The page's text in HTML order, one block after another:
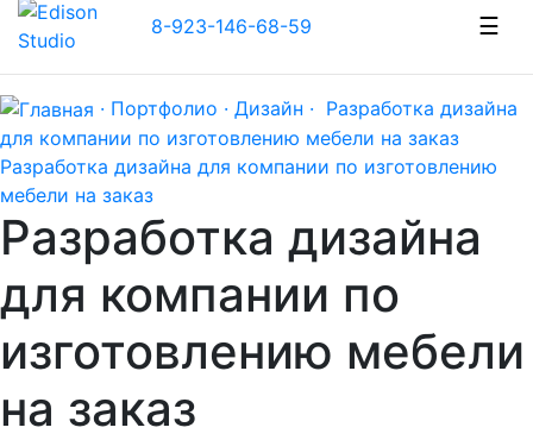
8-923-146-68-59 ☰
· Портфолио · Дизайн · Разработка дизайна
для компании по изготовлению мебели на заказ
Разработка дизайна для компании по изготовлению
мебели на заказ
Разработка дизайна
для компании по
изготовлению мебели
на заказ